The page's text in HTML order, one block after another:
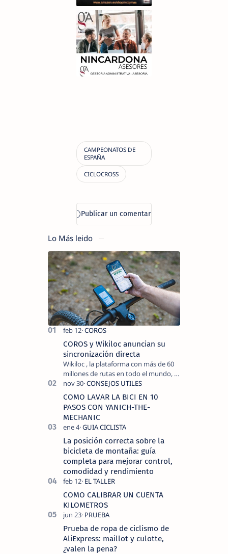
Lo Más leido
COROS y Wikiloc anuncian su
sincronización directa
Wikiloc , la plataforma con más de 60
millones de rutas en todo el mundo, y
COROS , marca de dispositivos GPS
reconocida mundialmente por su
tecnolo…
COMO LAVAR LA BICI EN 10
PASOS CON YANICH-THE-
MECHANIC
La posición correcta sobre la
bicicleta de montaña: guía
completa para mejorar control,
comodidad y rendimiento
COMO CALIBRAR UN CUENTA
KILOMETROS
Prueba de ropa de ciclismo de
AliExpress: maillot y culotte,
¿valen la pena?